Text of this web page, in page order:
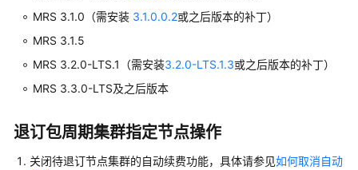
用
户
南
备
作
MRS 3.1.0（需安装 3.1.0.0.2或之后版本的补丁）
MRS 3.1.5
MRS 3.2.0-LTS.1（需安装3.2.0-LTS.1.3或之后版本的补丁）
MRS 3.3.0-LTS及之后版本
退订包周期集群指定节点操作
关闭待退订节点集群的自动续费功能，具体请参见如何取消自动